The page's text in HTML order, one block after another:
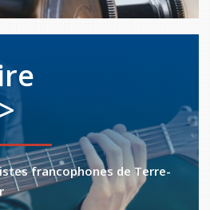
francophones de Terre-